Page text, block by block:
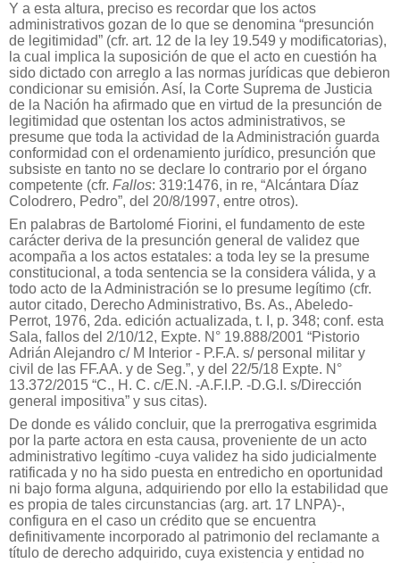
Y a esta altura, preciso es recordar que los actos
administrativos gozan de lo que se denomina “presunción
de legitimidad” (cfr. art. 12 de la ley 19.549 y modificatorias),
la cual implica la suposición de que el acto en cuestión ha
sido dictado con arreglo a las normas jurídicas que debieron
condicionar su emisión. Así, la Corte Suprema de Justicia
de la Nación ha afirmado que en virtud de la presunción de
legitimidad que ostentan los actos administrativos, se
presume que toda la actividad de la Administración guarda
conformidad con el ordenamiento jurídico, presunción que
subsiste en tanto no se declare lo contrario por el órgano
competente (cfr. Fallos: 319:1476, in re, “Alcántara Díaz
Colodrero, Pedro”, del 20/8/1997, entre otros).
En palabras de Bartolomé Fiorini, el fundamento de este
carácter deriva de la presunción general de validez que
acompaña a los actos estatales: a toda ley se la presume
constitucional, a toda sentencia se la considera válida, y a
todo acto de la Administración se lo presume legítimo (cfr.
autor citado, Derecho Administrativo, Bs. As., Abeledo-
Perrot, 1976, 2da. edición actualizada, t. I, p. 348; conf. esta
Sala, fallos del 2/10/12, Expte. N° 19.888/2001 “Pistorio
Adrián Alejandro c/ M Interior - P.F.A. s/ personal militar y
civil de las FF.AA. y de Seg.”, y del 22/5/18 Expte. N°
13.372/2015 “C., H. C. c/E.N. -A.F.I.P. -D.G.I. s/Dirección
general impositiva” y sus citas).
De donde es válido concluir, que la prerrogativa esgrimida
por la parte actora en esta causa, proveniente de un acto
administrativo legítimo -cuya validez ha sido judicialmente
ratificada y no ha sido puesta en entredicho en oportunidad
ni bajo forma alguna, adquiriendo por ello la estabilidad que
es propia de tales circunstancias (arg. art. 17 LNPA)-,
configura en el caso un crédito que se encuentra
definitivamente incorporado al patrimonio del reclamante a
título de derecho adquirido, cuya existencia y entidad no